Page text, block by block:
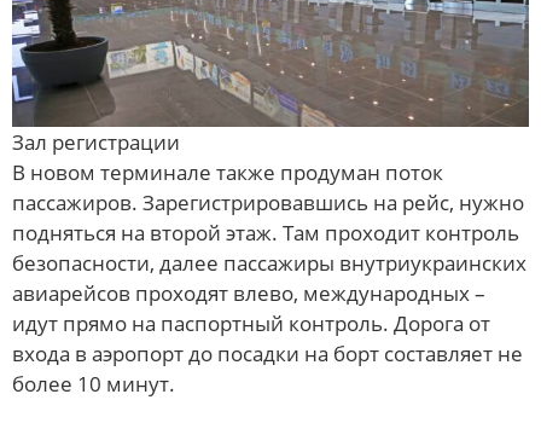
Зал регистрации
В новом терминале также продуман поток
пассажиров. Зарегистрировавшись на рейс, нужно
подняться на второй этаж. Там проходит контроль
безопасности, далее пассажиры внутриукраинских
авиарейсов проходят влево, международных –
идут прямо на паспортный контроль. Дорога от
входа в аэропорт до посадки на борт составляет не
более 10 минут.